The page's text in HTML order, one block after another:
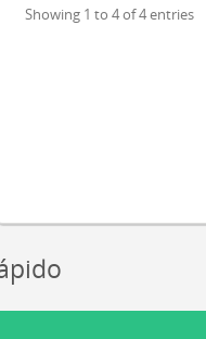
Showing 1 to 4 of 4 entries